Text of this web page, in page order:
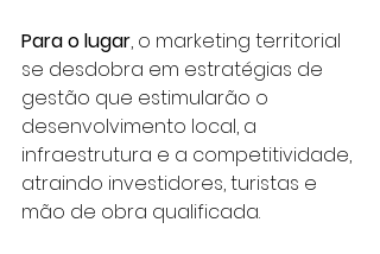
Para o lugar, o marketing territorial
se desdobra em estratégias de
gestão que estimularão o
desenvolvimento local, a
infraestrutura e a competitividade,
atraindo investidores, turistas e
mão de obra qualificada.